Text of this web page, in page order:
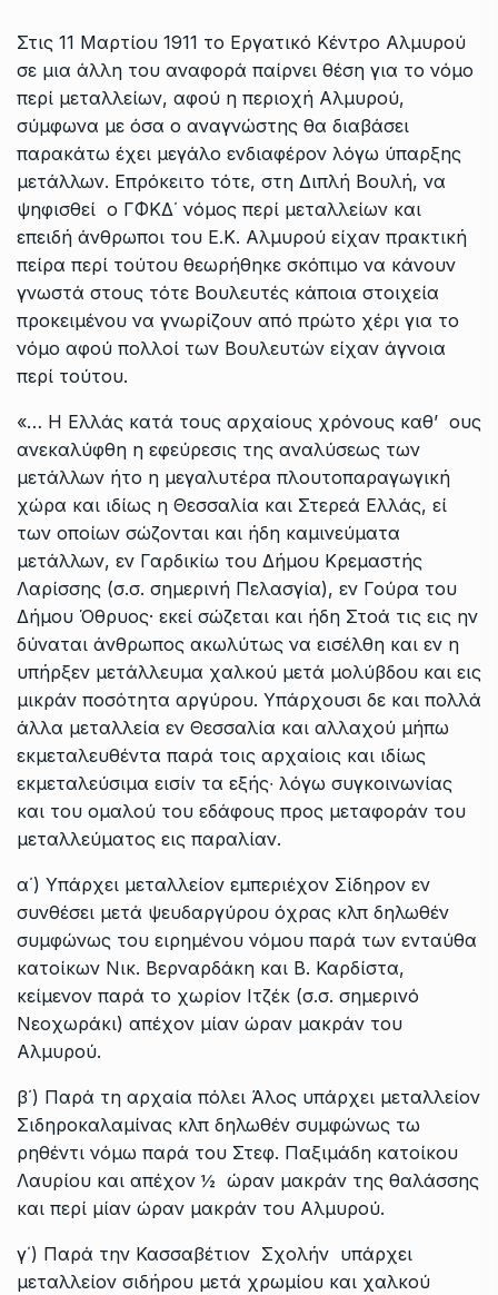
Στις 11 Μαρτίου 1911 το Εργατικό Κέντρο Αλμυρού
σε μια άλλη του αναφορά παίρνει θέση για το νόμο
περί μεταλλείων, αφού η περιοχή Αλμυρού,
σύμφωνα με όσα ο αναγνώστης θα διαβάσει
παρακάτω έχει μεγάλο ενδιαφέρον λόγω ύπαρξης
μετάλλων. Επρόκειτο τότε, στη Διπλή Βουλή, να
ψηφισθεί ο ΓΦΚΔ΄ νόμος περί μεταλλείων και
επειδή άνθρωποι του Ε.Κ. Αλμυρού είχαν πρακτική
πείρα περί τούτου θεωρήθηκε σκόπιμο να κάνουν
γνωστά στους τότε Βουλευτές κάποια στοιχεία
προκειμένου να γνωρίζουν από πρώτο χέρι για το
νόμο αφού πολλοί των Βουλευτών είχαν άγνοια
περί τούτου.
«… Η Ελλάς κατά τους αρχαίους χρόνους καθ’ ους
ανεκαλύφθη η εφεύρεσις της αναλύσεως των
μετάλλων ήτο η μεγαλυτέρα πλουτοπαραγωγική
χώρα και ιδίως η Θεσσαλία και Στερεά Ελλάς, εί
των οποίων σώζονται και ήδη καμινεύματα
μετάλλων, εν Γαρδικίω του Δήμου Κρεμαστής
Λαρίσσης (σ.σ. σημερινή Πελασγία), εν Γούρα του
Δήμου Όθρυος· εκεί σώζεται και ήδη Στοά τις εις ην
δύναται άνθρωπος ακωλύτως να εισέλθη και εν η
υπήρξεν μετάλλευμα χαλκού μετά μολύβδου και εις
μικράν ποσότητα αργύρου. Υπάρχουσι δε και πολλά
άλλα μεταλλεία εν Θεσσαλία και αλλαχού μήπω
εκμεταλευθέντα παρά τοις αρχαίοις και ιδίως
εκμεταλεύσιμα εισίν τα εξής∙ λόγω συγκοινωνίας
και του ομαλού του εδάφους προς μεταφοράν του
μεταλλεύματος εις παραλίαν.
α΄) Υπάρχει μεταλλείον εμπεριέχον Σίδηρον εν
συνθέσει μετά ψευδαργύρου όχρας κλπ δηλωθέν
συμφώνως του ειρημένου νόμου παρά των ενταύθα
κατοίκων Νικ. Βερναρδάκη και Β. Καρδίστα,
κείμενον παρά το χωρίον Ιτζέκ (σ.σ. σημερινό
Νεοχωράκι) απέχον μίαν ώραν μακράν του
Αλμυρού.
β΄) Παρά τη αρχαία πόλει Άλος υπάρχει μεταλλείον
Σιδηροκαλαμίνας κλπ δηλωθέν συμφώνως τω
ρηθέντι νόμω παρά του Στεφ. Παξιμάδη κατοίκου
Λαυρίου και απέχον ½ ώραν μακράν της θαλάσσης
και περί μίαν ώραν μακράν του Αλμυρού.
γ΄) Παρά την Κασσαβέτιον Σχολήν υπάρχει
μεταλλείον σιδήρου μετά χρωμίου και χαλκού